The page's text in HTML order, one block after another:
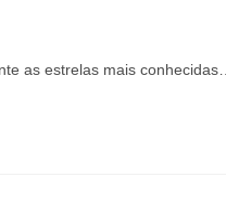
as estrelas mais conhecidas…